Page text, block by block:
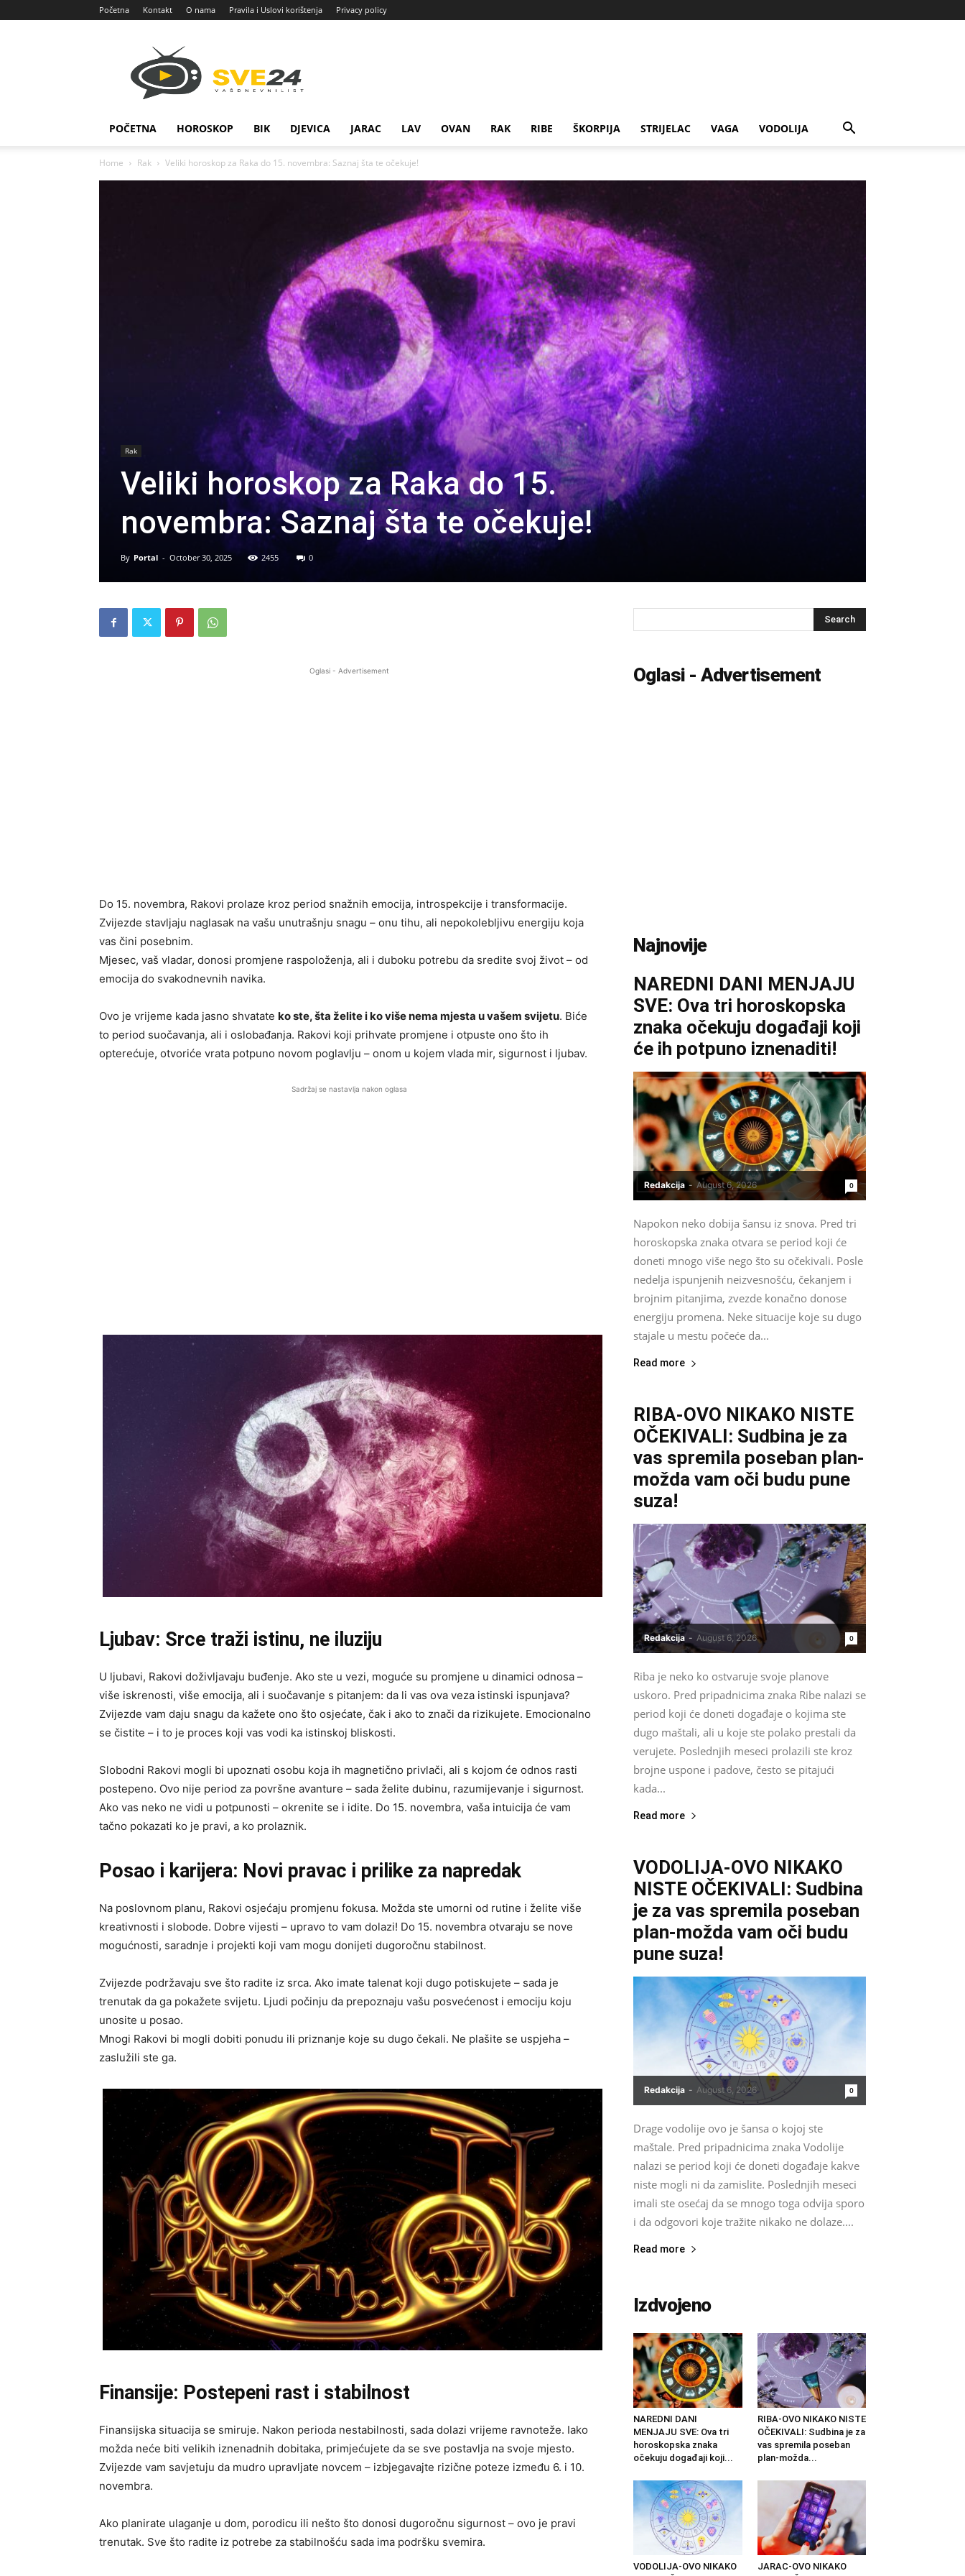
Početna Kontakt O nama Pravila i Uslovi korištenja Privacy policy
POČETNA HOROSKOP BIK DJEVICA JARAC LAV OVAN RAK RIBE ŠKORPIJA STRIJELAC VAGA VODOLIJA
Home Rak Veliki horoskop za Raka do 15. novembra: Saznaj šta te očekuje!
Rak
Veliki horoskop za Raka do 15.
novembra: Saznaj šta te očekuje!
By Portal - October 30, 2025 2455 0
Oglasi - Advertisement
Do 15. novembra, Rakovi prolaze kroz period snažnih emocija, introspekcije i transformacije.
Zvijezde stavljaju naglasak na vašu unutrašnju snagu – onu tihu, ali nepokolebljivu energiju koja
vas čini posebnim.
Mjesec, vaš vladar, donosi promjene raspoloženja, ali i duboku potrebu da sredite svoj život – od
emocija do svakodnevnih navika.
Ovo je vrijeme kada jasno shvatate ko ste, šta želite i ko više nema mjesta u vašem svijetu. Biće
to period suočavanja, ali i oslobađanja. Rakovi koji prihvate promjene i otpuste ono što ih
opterećuje, otvoriće vrata potpuno novom poglavlju – onom u kojem vlada mir, sigurnost i ljubav.
Sadržaj se nastavlja nakon oglasa
Ljubav: Srce traži istinu, ne iluziju
U ljubavi, Rakovi doživljavaju buđenje. Ako ste u vezi, moguće su promjene u dinamici odnosa –
više iskrenosti, više emocija, ali i suočavanje s pitanjem: da li vas ova veza istinski ispunjava?
Zvijezde vam daju snagu da kažete ono što osjećate, čak i ako to znači da rizikujete. Emocionalno
se čistite – i to je proces koji vas vodi ka istinskoj bliskosti.
Slobodni Rakovi mogli bi upoznati osobu koja ih magnetično privlači, ali s kojom će odnos rasti
postepeno. Ovo nije period za površne avanture – sada želite dubinu, razumijevanje i sigurnost.
Ako vas neko ne vidi u potpunosti – okrenite se i idite. Do 15. novembra, vaša intuicija će vam
tačno pokazati ko je pravi, a ko prolaznik.
Posao i karijera: Novi pravac i prilike za napredak
Na poslovnom planu, Rakovi osjećaju promjenu fokusa. Možda ste umorni od rutine i želite više
kreativnosti i slobode. Dobre vijesti – upravo to vam dolazi! Do 15. novembra otvaraju se nove
mogućnosti, saradnje i projekti koji vam mogu donijeti dugoročnu stabilnost.
Zvijezde podržavaju sve što radite iz srca. Ako imate talenat koji dugo potiskujete – sada je
trenutak da ga pokažete svijetu. Ljudi počinju da prepoznaju vašu posvećenost i emociju koju
unosite u posao.
Mnogi Rakovi bi mogli dobiti ponudu ili priznanje koje su dugo čekali. Ne plašite se uspjeha –
zaslužili ste ga.
Finansije: Postepeni rast i stabilnost
Finansijska situacija se smiruje. Nakon perioda nestabilnosti, sada dolazi vrijeme ravnoteže. Iako
možda neće biti velikih iznenadnih dobitaka, primjećujete da se sve postavlja na svoje mjesto.
Zvijezde vam savjetuju da mudro upravljate novcem – izbjegavajte rizične poteze između 6. i 10.
novembra.
Ako planirate ulaganje u dom, porodicu ili nešto što donosi dugoročnu sigurnost – ovo je pravi
trenutak. Sve što radite iz potrebe za stabilnošću sada ima podršku svemira.
Oglasi - Advertisement
Najnovije
NAREDNI DANI MENJAJU
SVE: Ova tri horoskopska
znaka očekuju događaji koji
će ih potpuno iznenaditi!
Redakcija - August 6, 2026 0
Napokon neko dobija šansu iz snova. Pred tri
horoskopska znaka otvara se period koji će
doneti mnogo više nego što su očekivali. Posle
nedelja ispunjenih neizvesnošću, čekanjem i
brojnim pitanjima, zvezde konačno donose
energiju promena. Neke situacije koje su dugo
stajale u mestu počeće da...
Read more
RIBA-OVO NIKAKO NISTE
OČEKIVALI: Sudbina je za
vas spremila poseban plan-
možda vam oči budu pune
suza!
Redakcija - August 6, 2026 0
Riba je neko ko ostvaruje svoje planove
uskoro. Pred pripadnicima znaka Ribe nalazi se
period koji će doneti događaje o kojima ste
dugo maštali, ali u koje ste polako prestali da
verujete. Poslednjih meseci prolazili ste kroz
brojne uspone i padove, često se pitajući
kada...
Read more
VODOLIJA-OVO NIKAKO
NISTE OČEKIVALI: Sudbina
je za vas spremila poseban
plan-možda vam oči budu
pune suza!
Redakcija - August 6, 2026 0
Drage vodolije ovo je šansa o kojoj ste
maštale. Pred pripadnicima znaka Vodolije
nalazi se period koji će doneti događaje kakve
niste mogli ni da zamislite. Poslednjih meseci
imali ste osećaj da se mnogo toga odvija sporo
i da odgovori koje tražite nikako ne dolaze....
Read more
Izdvojeno
NAREDNI DANI
MENJAJU SVE: Ova tri
horoskopska znaka
očekuju događaji koji...
RIBA-OVO NIKAKO NISTE
OČEKIVALI: Sudbina je za
vas spremila poseban
plan-možda...
VODOLIJA-OVO NIKAKO
JARAC-OVO NIKAKO